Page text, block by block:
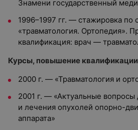
Знамени государственный
1996–1997 гг. — стажировка по
«травматология. Ортопедия».
квалификация: врач —
Курсы, повышение
2000 г. — «Травматология и
2001 г. — «Актуальные вопросы
и лечения опухолей опорно-
аппарата»